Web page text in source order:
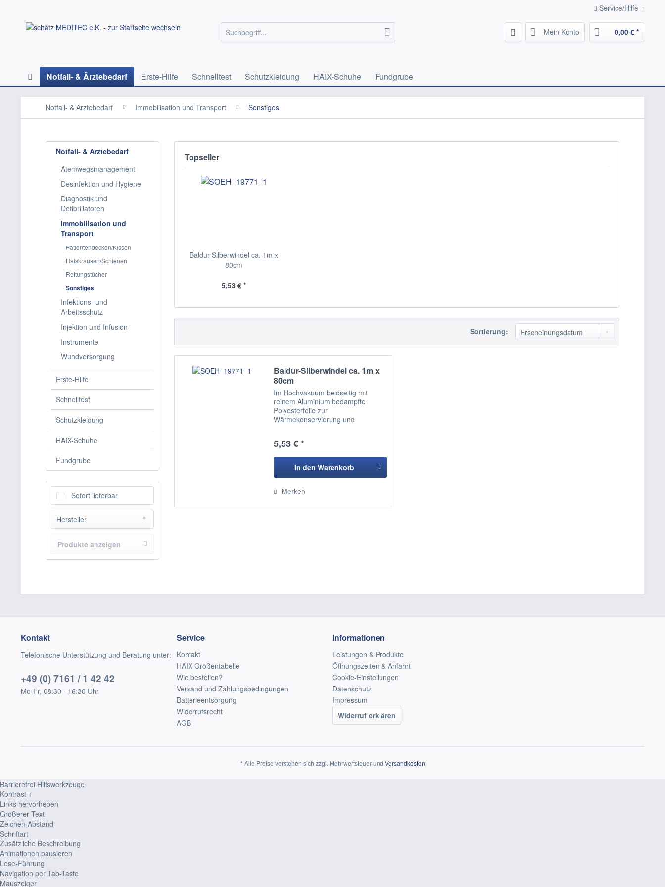
Service/Hilfe
Mein Konto 0,00 € *
Notfall- & Ärztebedarf Erste-Hilfe Schnelltest Schutzkleidung HAIX-Schuhe Fundgrube
Notfall- & Ärztebedarf Immobilisation und Transport Sonstiges
Notfall- & Ärztebedarf
Atemwegsmanagement
Desinfektion und Hygiene
Diagnostik und
Defibrillatoren
Immobilisation und
Transport
Patientendecken/Kissen
Halskrausen/Schienen
Rettungstücher
Sonstiges
Infektions- und
Arbeitsschutz
Injektion und Infusion
Instrumente
Wundversorgung
Erste-Hilfe
Schnelltest
Schutzkleidung
HAIX-Schuhe
Fundgrube
Sofort lieferbar
Hersteller
-
Produkte anzeigen
Topseller
Baldur-Silberwindel ca. 1m x
80cm
5,53 € *
Sortierung:
Baldur-Silberwindel ca. 1m x
80cm
Im Hochvakuum beidseitig mit
reinem Aluminium bedampfte
Polyesterfolie zur
Wärmekonservierung und
und Kleinkindern. Baldur-
Silberwindel ist durch beidseitige...
5,53 € *
In den Warenkorb
Merken
Kontakt
Telefonische Unterstützung und Beratung unter:
+49 (0) 7161 / 1 42 42
Mo-Fr, 08:30 - 16:30 Uhr
Service
Kontakt
HAIX Größentabelle
Wie bestellen?
Versand und Zahlungsbedingungen
Batterieentsorgung
Widerrufsrecht
AGB
Informationen
Leistungen & Produkte
Öffnungszeiten & Anfahrt
Cookie-Einstellungen
Datenschutz
Impressum
Widerruf erklären
* Alle Preise verstehen sich zzgl. Mehrwertsteuer und Versandkosten
Barrierefrei Hilfswerkzeuge
Kontrast +
Links hervorheben
Größerer Text
Zeichen-Abstand
Schriftart
Zusätzliche Beschreibung
Animationen pausieren
Lese-Führung
Navigation per Tab-Taste
Mauszeiger